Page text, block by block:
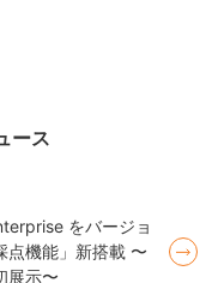
ース
をバージョ
点機能」新搭載 〜
展示〜